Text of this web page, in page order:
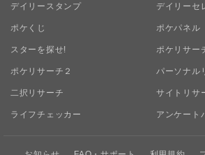
デイリースタンプ デイリーセ
ポケくじ ポケパネル
スターを探せ! ポケリサー
ポケリサーチ２ パーソナル
二択リサーチ サイトリサ
ライフチェッカー アンケート